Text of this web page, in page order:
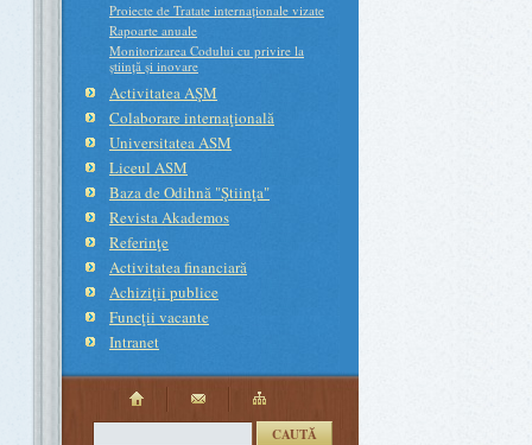
Proiecte de Tratate internaționale vizate
Rapoarte anuale
Monitorizarea Codului cu privire la
știință și inovare
Activitatea AŞM
Colaborare internaţională
Universitatea ASM
Liceul ASM
Baza de Odihnă "Ştiinţa"
Revista Akademos
Referinţe
Activitatea financiară
Achiziţii publice
Funcţii vacante
Intranet
CAUTĂ